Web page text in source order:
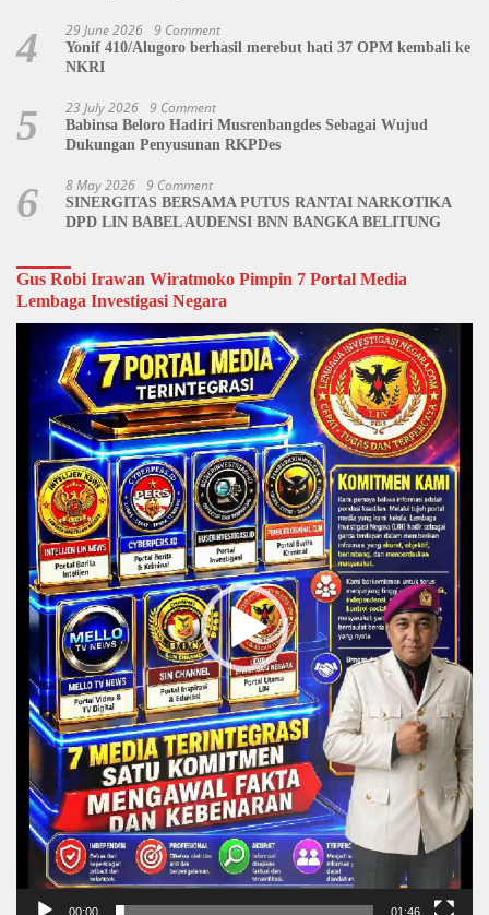
4 29 June 2026 9 Comment
Yonif 410/Alugoro berhasil merebut hati 37 OPM kembali ke
NKRI
5 23 July 2026 9 Comment
Babinsa Beloro Hadiri Musrenbangdes Sebagai Wujud
Dukungan Penyusunan RKPDes
6 8 May 2026 9 Comment
SINERGITAS BERSAMA PUTUS RANTAI NARKOTIKA
DPD LIN BABEL AUDENSI BNN BANGKA BELITUNG
Gus Robi Irawan Wiratmoko Pimpin 7 Portal Media
Lembaga Investigasi Negara
Video
Player
00:00 01:46